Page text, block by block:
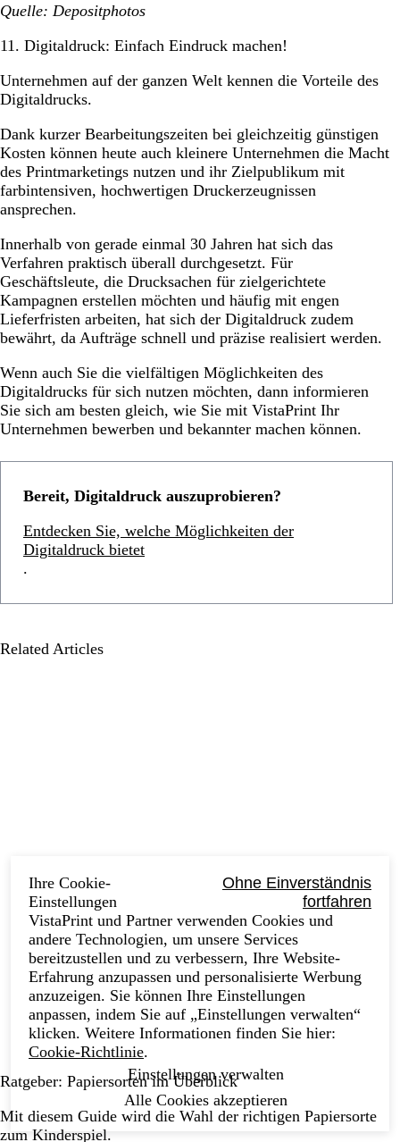
Quelle: Depositphotos
11. Digitaldruck: Einfach Eindruck machen!
Unternehmen auf der ganzen Welt kennen die Vorteile des
Digitaldrucks.
Dank kurzer Bearbeitungszeiten bei gleichzeitig günstigen
Kosten können heute auch kleinere Unternehmen die Macht
des Printmarketings nutzen und ihr Zielpublikum mit
farbintensiven, hochwertigen Druckerzeugnissen
ansprechen.
Innerhalb von gerade einmal 30 Jahren hat sich das
Verfahren praktisch überall durchgesetzt. Für
Geschäftsleute, die Drucksachen für zielgerichtete
Kampagnen erstellen möchten und häufig mit engen
Lieferfristen arbeiten, hat sich der Digitaldruck zudem
bewährt, da Aufträge schnell und präzise realisiert werden.
Wenn auch Sie die vielfältigen Möglichkeiten des
Digitaldrucks für sich nutzen möchten, dann informieren
Sie sich am besten gleich, wie Sie mit VistaPrint Ihr
Unternehmen bewerben und bekannter machen können.
Bereit, Digitaldruck auszuprobieren?
Entdecken Sie, welche Möglichkeiten der
Digitaldruck bietet
.
Related Articles
Ratgeber: Papiersorten im Überblick
Mit diesem Guide wird die Wahl der richtigen Papiersorte
zum Kinderspiel.
Ihre Cookie-
Einstellungen
Ohne Einverständnis
fortfahren
VistaPrint und Partner verwenden Cookies und
andere Technologien, um unsere Services
bereitzustellen und zu verbessern, Ihre Website-
Erfahrung anzupassen und personalisierte Werbung
anzuzeigen. Sie können Ihre Einstellungen
anpassen, indem Sie auf „Einstellungen verwalten“
klicken. Weitere Informationen finden Sie hier:
Cookie-Richtlinie.
Einstellungen verwalten
Alle Cookies akzeptieren